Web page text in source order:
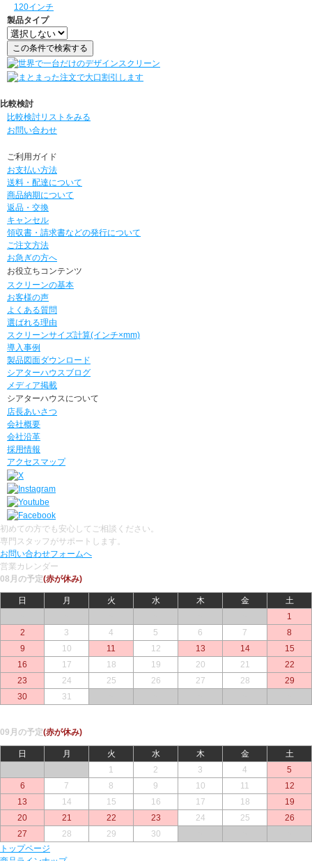
120インチ
製品タイプ
比較検討
比較検討リストをみる
お問い合わせ
ご利用ガイド
お支払い方法
送料・配達について
商品納期について
返品・交換
キャンセル
領収書・請求書などの発行について
ご注文方法
お急ぎの方へ
お役立ちコンテンツ
スクリーンの基本
お客様の声
よくある質問
選ばれる理由
スクリーンサイズ計算(インチ×mm)
導入事例
製品図面ダウンロード
シアターハウスブログ
メディア掲載
シアターハウスについて
店長あいさつ
会社概要
会社沿革
採用情報
アクセスマップ
初めての方でも安心してご相談ください。
専門スタッフがサポートします。
お問い合わせフォームへ
営業カレンダー
08月の予定(赤が休み)
日 月 火 水 木 金
土
1
2
3 4 5 6 7
8
9
10 11 12 13 14
15
16
17 18 19 20 21
22
23
24 25 26 27 28
29
30
31
09月の予定(赤が休み)
日 月 火 水 木 金
土
1 2 3 4
5
6
7 8 9 10 11
12
13
14 15 16 17 18
19
20
21 22 23 24 25
26
27
28 29 30
トップページ